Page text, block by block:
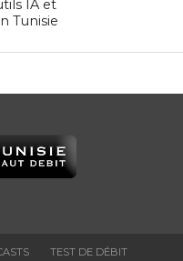
IA et
Tunisie
TEST DE DÉBIT